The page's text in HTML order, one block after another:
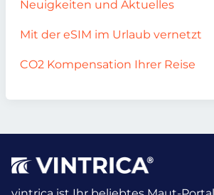
Neuigkeiten und Aktuelles
Mit der eSIM im Urlaub vernetzt
CO2 Kompensation Ihrer Reise